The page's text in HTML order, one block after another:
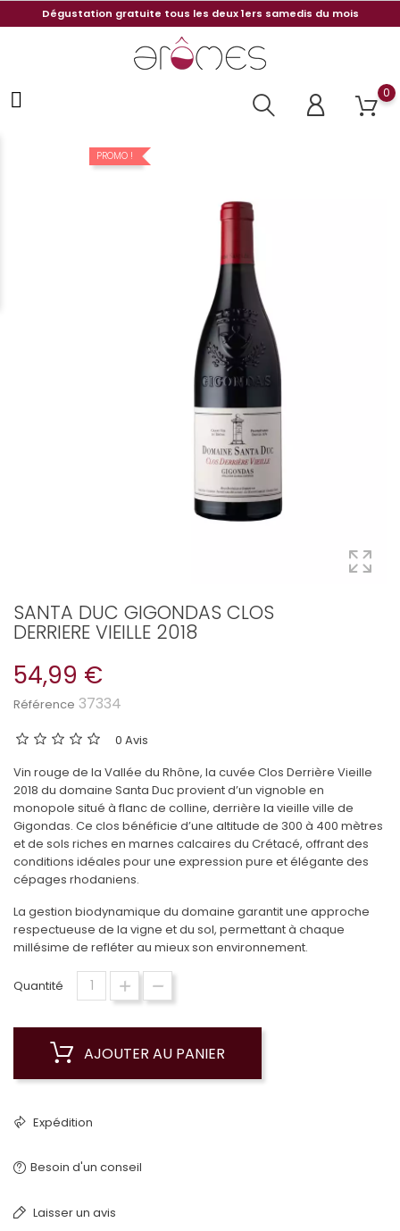
Dégustation gratuite tous les deux 1ers samedis du mois
0
PROMO !
SANTA DUC GIGONDAS CLOS
DERRIERE VIEILLE 2018
54,99 €
Référence 37334
0 Avis
Vin rouge de la Vallée du Rhône, la cuvée Clos Derrière Vieille
2018 du domaine Santa Duc provient d’un vignoble en
monopole situé à flanc de colline, derrière la vieille ville de
Gigondas. Ce clos bénéficie d’une altitude de 300 à 400 mètres
et de sols riches en marnes calcaires du Crétacé, offrant des
conditions idéales pour une expression pure et élégante des
cépages rhodaniens.
La gestion biodynamique du domaine garantit une approche
respectueuse de la vigne et du sol, permettant à chaque
millésime de refléter au mieux son environnement.
Quantité
AJOUTER AU PANIER
Expédition
Besoin d'un conseil
Laisser un avis